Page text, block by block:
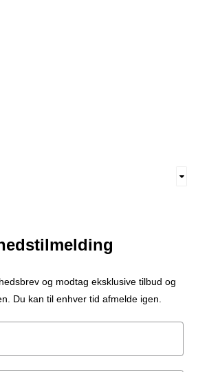
og modtag eksklusive tilbud og
Du kan til enhver tid afmelde igen.